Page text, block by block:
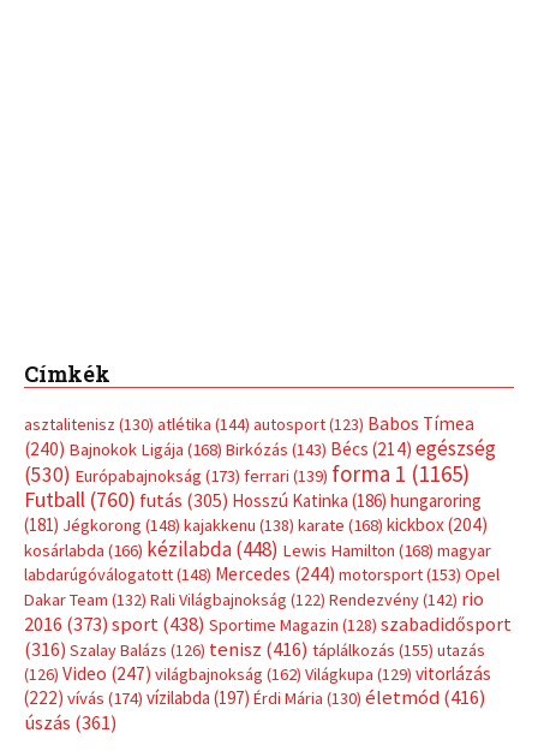
Címkék
asztalitenisz (130) atlétika (144) autosport(123) Babos Tímea
(240) Bajnokok Ligája (168) Birkózás (143) Bécs (214) egészség
(530) Európabajnokság (173) ferrari (139) forma 1 (1165)
Futball (760) futás (305) Hosszú Katinka (186) hungaroring
(181) Jégkorong (148) kajakkenu (138) karate (168) kickbox(204)
kosárlabda (166) kézilabda(448) Lewis Hamilton (168) magyar
labdarúgóválogatott(148) Mercedes (244) motorsport(153) Opel
Dakar Team (132) Rali Világbajnokság (122) Rendezvény(142) rio
2016 (373) sport(438) Sportime Magazin (128) szabadidősport
(316) Szalay Balázs (126) tenisz (416) táplálkozás (155) utazás
(126) Video (247) világbajnokság (162) Világkupa (129) vitorlázás
(222) vívás (174) vízilabda (197) Érdi Mária (130) életmód(416)
úszás (361)